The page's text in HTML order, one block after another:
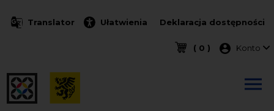
Translator Ułatwienia Deklaracja dostępności
( 0 ) Menu
Konto